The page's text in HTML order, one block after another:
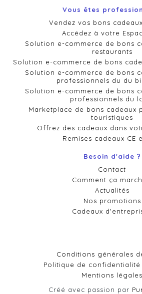
Vous êtes
Vendez vos bons
Accédez à votre
Solution e-commerce de bons
restaurants
Solution e-commerce de bons
Solution e-commerce de bons
professionnels du du
Solution e-commerce de bons
professionnels du
Marketplace de bons cadeaux
touristiques
Offrez des cadeaux dans
Remises cadeaux CE
Besoin d'aide ?
Contact
Comment ça
Actualités
Nos promotions
Cadeaux
Conditions générales
Politique de
Mentions légales
Créé avec passion par